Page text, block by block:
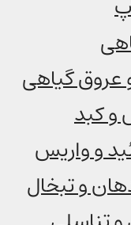
عروق گیاهی
و کبد
و واریس
و تبخال